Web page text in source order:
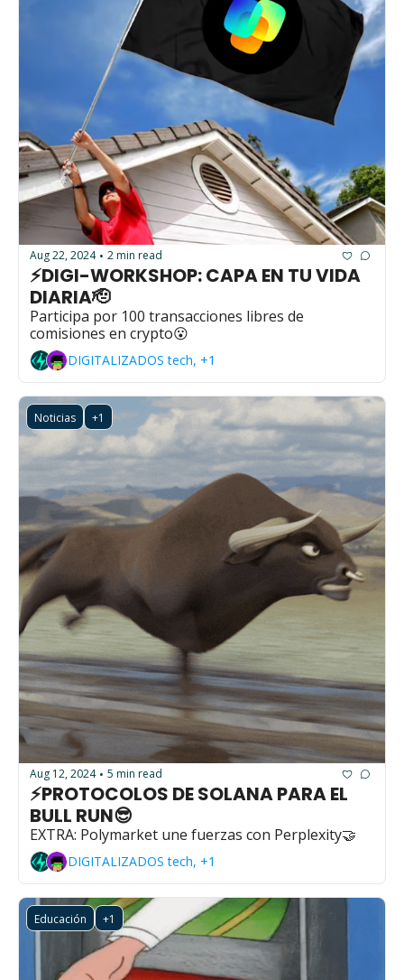
Aug 22, 2024 • 2 min read
⚡DIGI-WORKSHOP: CAPA EN TU VIDA
DIARIA🫡
Participa por 100 transacciones libres de
comisiones en crypto😮
DIGITALIZADOS tech, +1
Noticias +1
Aug 12, 2024 • 5 min read
⚡PROTOCOLOS DE SOLANA PARA EL
BULL RUN😎
EXTRA: Polymarket une fuerzas con Perplexity🤝
DIGITALIZADOS tech, +1
Educación +1